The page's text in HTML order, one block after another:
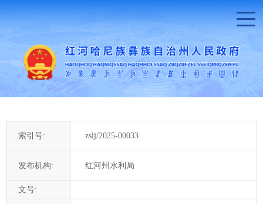
索引号: zslj/2025-00033
发布机构: 红河州水利局
文号: